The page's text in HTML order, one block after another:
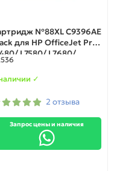
№88XL C9396AE
для HP OfficeJet Pro
L7580/ L7680/
K5400/ K550 ОЕМ
✓
2 отзыва
Запрос цены и наличия